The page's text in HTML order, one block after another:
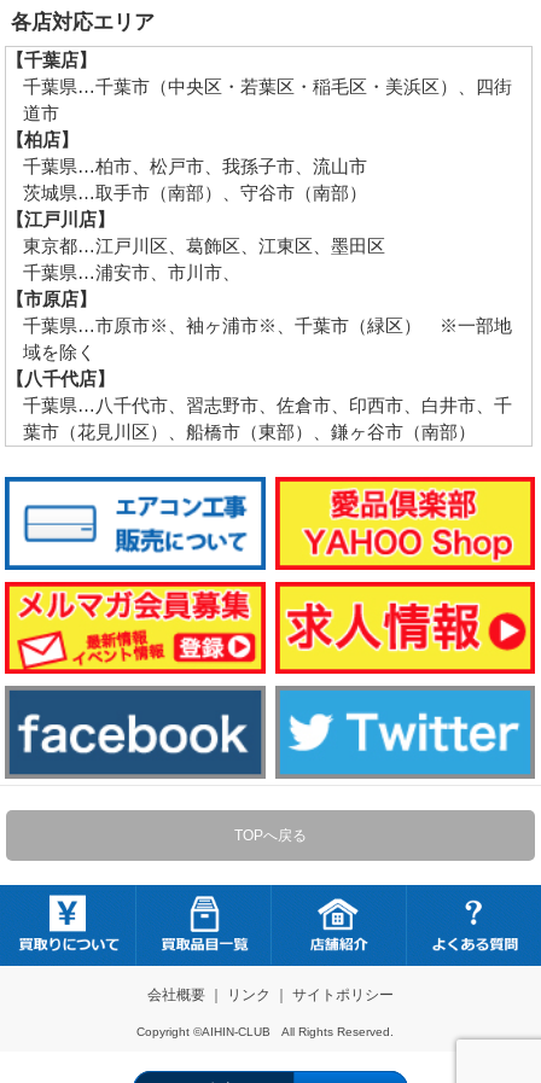
各店対応エリア
【千葉店】
千葉県…千葉市（中央区・若葉区・稲毛区・美浜区）、四街
道市
【柏店】
千葉県…柏市、松戸市、我孫子市、流山市
茨城県…取手市（南部）、守谷市（南部）
【江戸川店】
東京都…江戸川区、葛飾区、江東区、墨田区
千葉県…浦安市、市川市、
【市原店】
千葉県…市原市※、袖ヶ浦市※、千葉市（緑区） ※一部地
域を除く
【八千代店】
千葉県…八千代市、習志野市、佐倉市、印西市、白井市、千
葉市（花見川区）、船橋市（東部）、鎌ヶ谷市（南部）
TOPへ戻る
会社概要｜ リンク サイトポリシー
Copyright ©AIHIN-CLUB All Rights Reserved.